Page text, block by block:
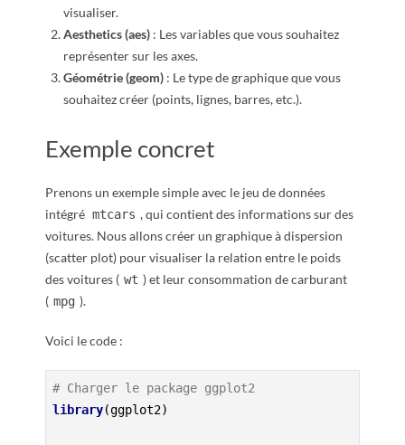
visualiser.
Aesthetics (aes) : Les variables que vous souhaitez
représenter sur les axes.
Géométrie (geom) : Le type de graphique que vous
souhaitez créer (points, lignes, barres, etc.).
Exemple concret
Prenons un exemple simple avec le jeu de données
intégré mtcars , qui contient des informations sur des
voitures. Nous allons créer un graphique à dispersion
(scatter plot) pour visualiser la relation entre le poids
des voitures ( wt ) et leur consommation de carburant
( mpg ).
Voici le code :
# Charger le package ggplot2
library(ggplot2)